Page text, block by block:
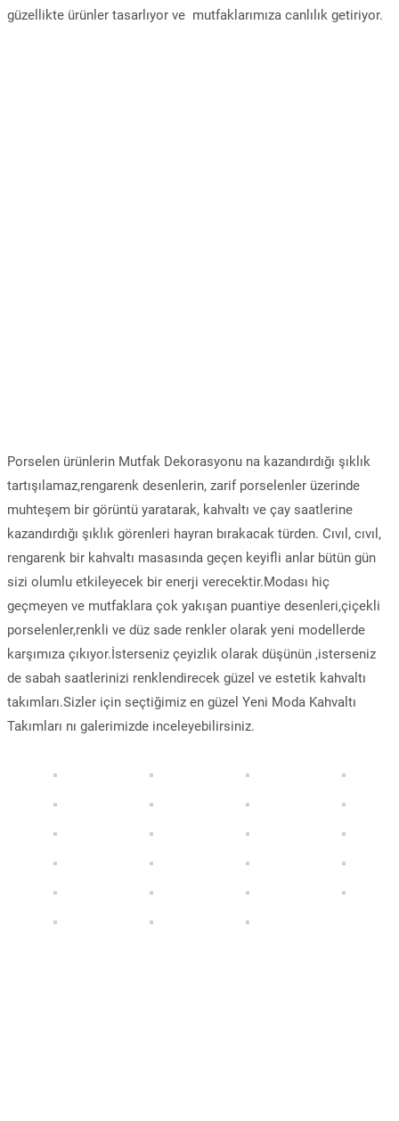
güzellikte ürünler tasarlıyor ve mutfaklarımıza canlılık getiriyor.
Porselen ürünlerin Mutfak Dekorasyonu na kazandırdığı şıklık
tartışılamaz,rengarenk desenlerin, zarif porselenler üzerinde
muhteşem bir görüntü yaratarak, kahvaltı ve çay saatlerine
kazandırdığı şıklık görenleri hayran bırakacak türden. Cıvıl, cıvıl,
rengarenk bir kahvaltı masasında geçen keyifli anlar bütün gün
sizi olumlu etkileyecek bir enerji verecektir.Modası hiç
geçmeyen ve mutfaklara çok yakışan puantiye desenleri,çiçekli
porselenler,renkli ve düz sade renkler olarak yeni modellerde
karşımıza çıkıyor.İsterseniz çeyizlik olarak düşünün ,isterseniz
de sabah saatlerinizi renklendirecek güzel ve estetik kahvaltı
takımları.Sizler için seçtiğimiz en güzel Yeni Moda Kahvaltı
Takımları nı galerimizde inceleyebilirsiniz.